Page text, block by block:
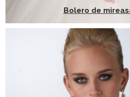
Bolero de